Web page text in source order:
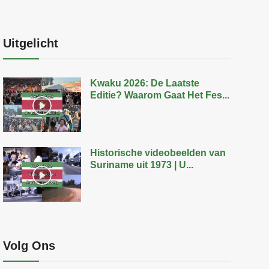
Uitgelicht
Kwaku 2026: De Laatste
Editie? Waarom Gaat Het Fes...
Historische videobeelden van
Suriname uit 1973 | U...
Volg Ons